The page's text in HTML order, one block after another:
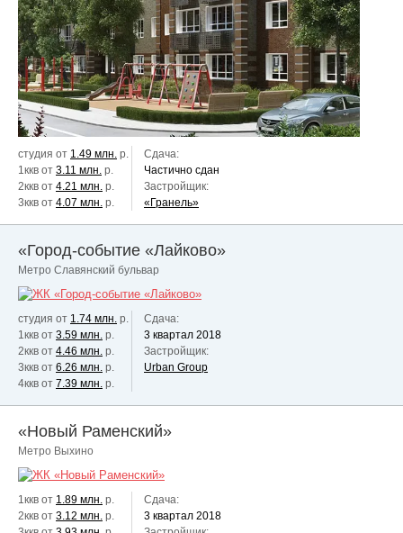
студия от 1.49 млн. р.
1ккв от 3.11 млн. р.
2ккв от 4.21 млн. р.
3ккв от 4.07 млн. р.
Сдача:
Частично сдан
Застройщик:
«Гранель»
«Город-событие «Лайково»
Метро Славянский бульвар
студия от 1.74 млн. р.
1ккв от 3.59 млн. р.
2ккв от 4.46 млн. р.
3ккв от 6.26 млн. р.
4ккв от 7.39 млн. р.
Сдача:
3 квартал 2018
Застройщик:
Urban Group
«Новый Раменский»
Метро Выхино
1ккв от 1.89 млн. р.
2ккв от 3.12 млн. р.
Сдача:
3 квартал 2018